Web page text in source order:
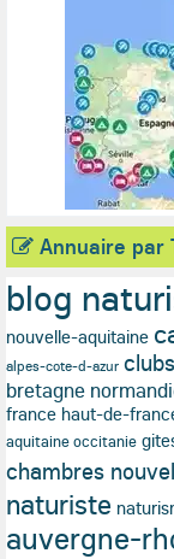
Annuaire par
blog
nouvelle-aquitaine
alpes-cote-d-azur
bretagne
france haut-de-
aquitaine occitanie
chambres
naturiste
auvergne-